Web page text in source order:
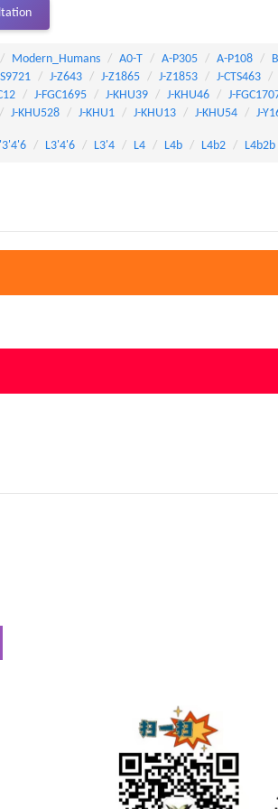
Modern_Humans A0-T A-P305 A-P108
J-Z643 J-Z1865 J-Z1853 J-CTS463
J-FGC1695 J-KHU39 J-KHU46 J-
J-KHU528 J-KHU1 J-KHU13 J-KHU54 J-
L3'4'6 L3'4 L4 L4b L4b2 L4b2b